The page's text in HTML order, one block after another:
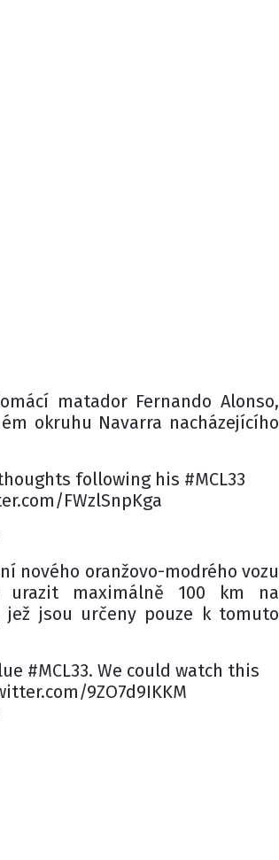
matador Fernando Alonso,
okruhu Navarra nacházejícího
following his #MCL33
FWzlSnpKga
nového oranžovo-modrého vozu
maximálně 100 km na
jež jsou určeny pouze k tomuto
#MCL33. We could watch this
9ZO7d9IKKM